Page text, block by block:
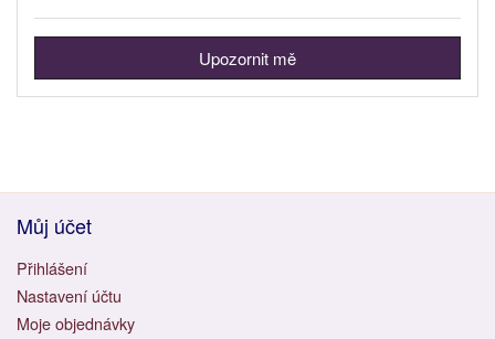
Upozornit mě
Můj účet
Přihlášení
Nastavení účtu
Moje objednávky